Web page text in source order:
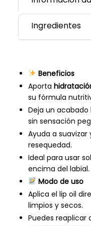
Ingredientes
Beneficios
Aporta
su fórmula
Deja un acabado
sin sensación
Ayuda a
resequedad.
Ideal para usar
encima del labial.
Modo de uso
Aplica el lip oil
limpios y secos.
Puedes reaplicar